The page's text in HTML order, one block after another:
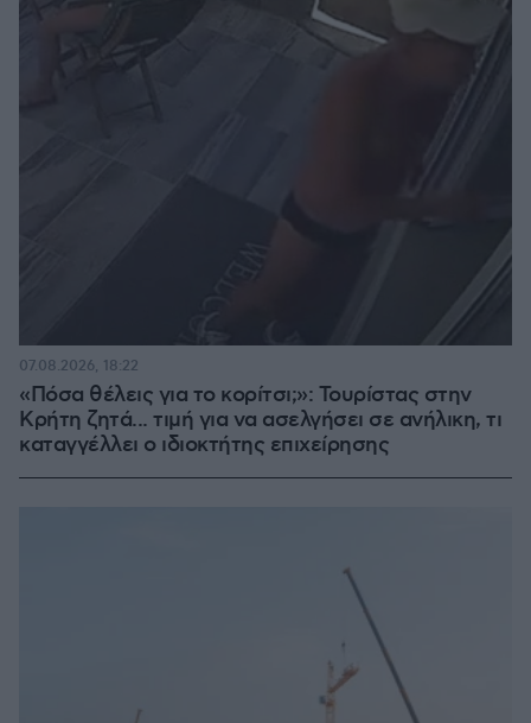
«Πόσα θέλεις για το κορίτσι;»: Τουρίστας στην
Κρήτη ζητά... τιμή για να ασελγήσει σε ανήλικη, τι
καταγγέλλει ο ιδιοκτήτης επιχείρησης
07.08.2026, 18:22